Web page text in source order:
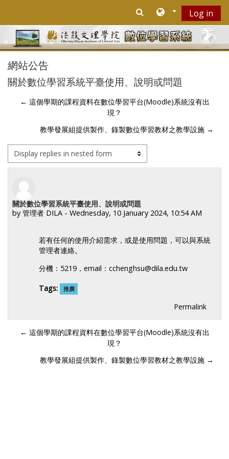
Log in
網站公告
關於數位學習系統平臺使用、說明或問題
← 這個學期的課程資料在數位學習平台(Moodle)系統沒有出
現？
教學發展組提供製作、錄製數位學習教材之教學設施 →
Display mode
關於數位學習系統平臺使用、說明或問題
by 管理者 DILA- Wednesday, 10 January 2024, 10:54 AM
Number of replies: 0
若有任何的使用介紹需求，或是使用問題，可以與系統
管理者連絡。
分機：5219，email：cchenghsu@dila.edu.tw
Tags: 推廣
Permalink
← 這個學期的課程資料在數位學習平台(Moodle)系統沒有出
現？
教學發展組提供製作、錄製數位學習教材之教學設施 →